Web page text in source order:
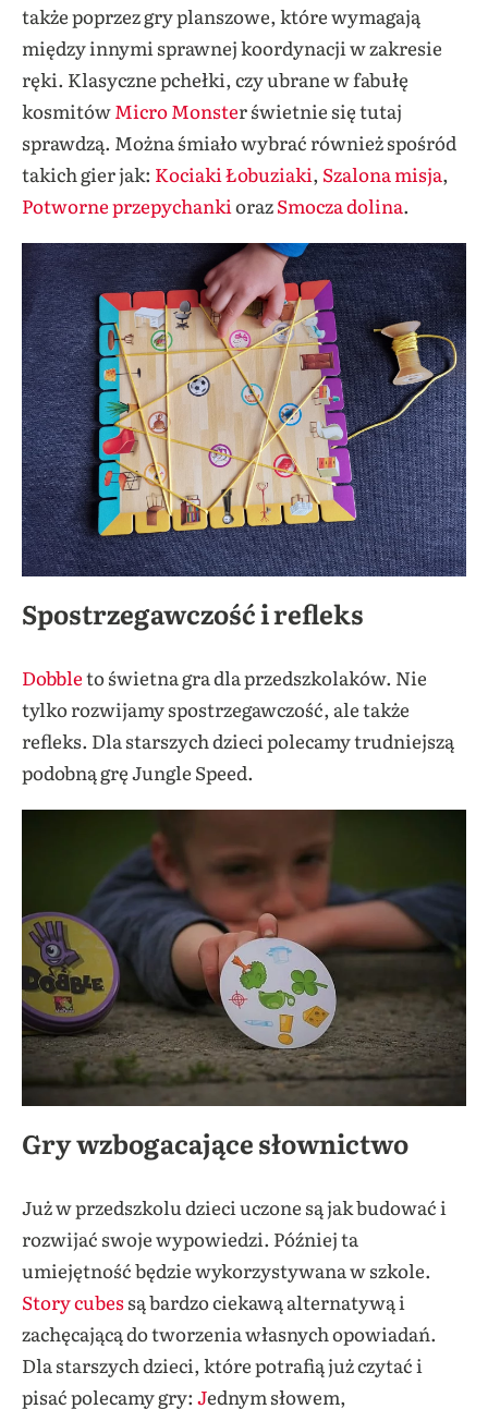
także poprzez gry planszowe, które wymagają
między innymi sprawnej koordynacji w zakresie
ręki. Klasyczne pchełki, czy ubrane w fabułę
kosmitówMicro Monster świetnie się tutaj
sprawdzą. Można śmiało wybrać również spośród
takich gier jak: Kociaki Łobuziaki, Szalona misja,
Potworne przepychanki orazSmocza dolina.
Spostrzegawczość i refleks
Dobbleto świetna gra dla przedszkolaków. Nie
tylko rozwijamy spostrzegawczość, ale także
refleks. Dla starszych dzieci polecamy trudniejszą
podobną grę Jungle Speed.
Gry wzbogacające słownictwo
Już w przedszkolu dzieci uczone są jak budować i
rozwijać swoje wypowiedzi. Później ta
umiejętność będzie wykorzystywana w szkole.
Story cubessą bardzo ciekawą alternatywą i
zachęcającą do tworzenia własnych opowiadań.
Dla starszych dzieci, które potrafią już czytać i
pisać polecamy gry: Jednym słowem,